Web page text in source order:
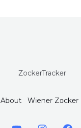
ZockerTracker
About Wiener Zocker